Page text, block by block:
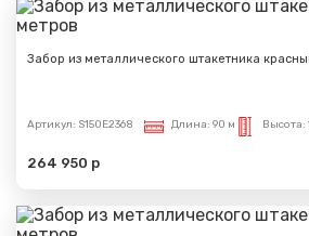
Забор из металлического штакетника
Артикул: S150E2368 Длина: 90 м Высота:
264 950 р